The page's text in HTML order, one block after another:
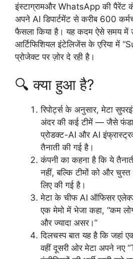
इंस्टाग्रामऔर WhatsApp की पैरेंट
अपने AI डिपार्टमेंट से करीब 600
फैसला किया है। यह कदम ऐसे समय में
आर्टिफिशियल इंटेलिजेंस के एरिया में
प्रोजेक्ट पर ज़ोर दे रही है।
🔍 क्या हुआ है?
रिपोर्ट्स के अनुसार, मेटा
अंदर की कई टीमें — जैसे
प्रोडक्ट-AI और AI
तैनाती की गई है।
कंपनी का कहना है कि ये
नहीं, बल्कि टीमों को और
लिए की गई है।
मेटा के चीफ AI ऑफिसर
एक मेमो में भेजा कहा, “कम
और ज्यादा असर।”
दिलचस्प बात यह है कि जहां
वहीं दूसरी ओर मेटा अपने नए